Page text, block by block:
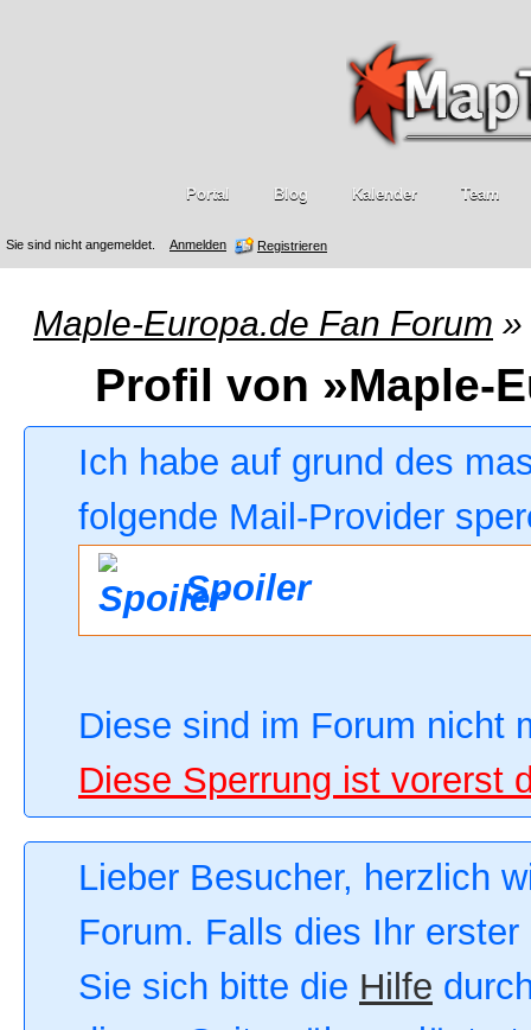
Sie sind nicht angemeldet. Anmelden Registrieren
Portal Blog Kalender Team
Maple-Europa.de Fan Forum »
Profil von »Maple-
Ich habe auf grund des
folgende Mail-Provider
Spoiler
Diese sind im Forum nicht
Diese Sperrung ist vorerst
Lieber Besucher, herzlich
Forum. Falls dies Ihr
Sie sich bitte die Hilfe